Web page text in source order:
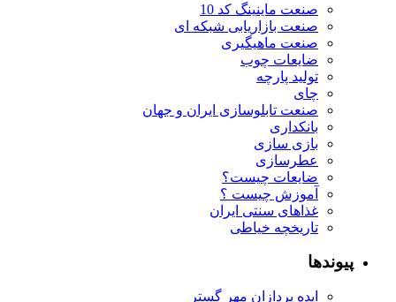
صنعت ماینینگ کد 10
صنعت بازاریابی شبکه ای
صنعت ماهیگیری
ضایعات چوب
تولید پارچه
چای
صنعت تابلوسازی ایران و جهان
بانکداری
بازی سازی
عطرسازی
ضایعات چیست؟
آموزش چیست ؟
غذاهای سنتی ایران
تاریخچه خیاطی
پیوندها
ایده پردازان مهر گستر